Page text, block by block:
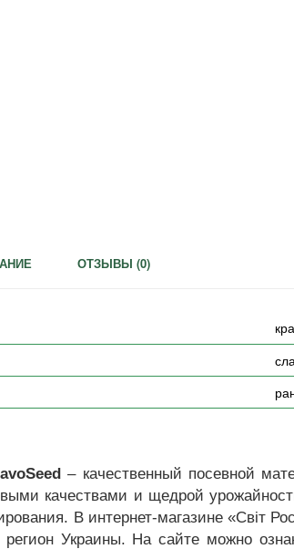
ОТЗЫВЫ (0)
– качественный посевной
качествами и щедрой
В интернет-магазине «Світ
Украины. На сайте можно